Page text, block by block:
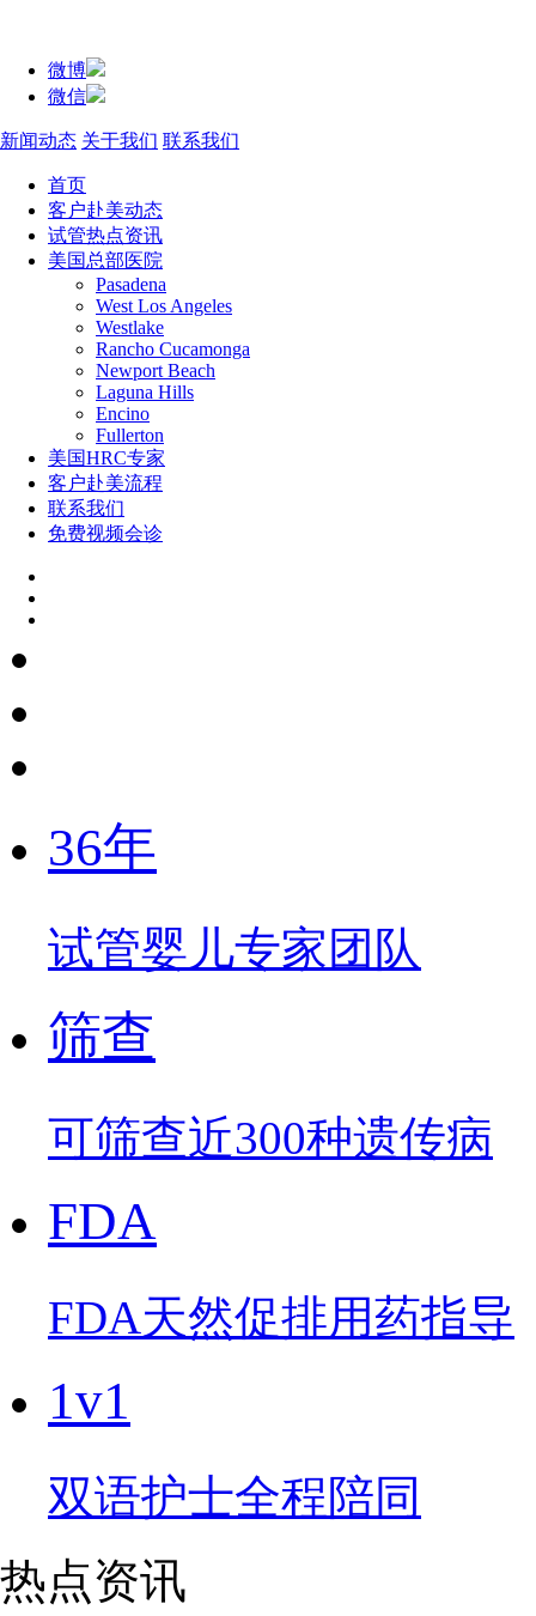
微博
微信
新闻动态 关于我们 联系我们
首页
客户赴美动态
试管热点资讯
美国总部医院
Pasadena
West Los Angeles
Westlake
Rancho Cucamonga
Newport Beach
Laguna Hills
Encino
Fullerton
美国HRC专家
客户赴美流程
联系我们
免费视频会诊
36年
试管婴儿专家团队
筛查
可筛查近300种遗传病
FDA
FDA天然促排用药指导
1v1
双语护士全程陪同
热点资讯